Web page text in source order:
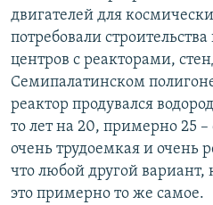
двигателей для
потребовали
центров с реакторами,
Семипалатинском
реактор продувался
то лет на 20, примерно 25
очень трудоемкая и очень
что любой другой вариант,
это примерно то же самое.